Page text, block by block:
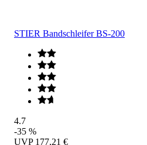
STIER Bandschleifer BS-200
4.7
-35 %
UVP 177,21 €